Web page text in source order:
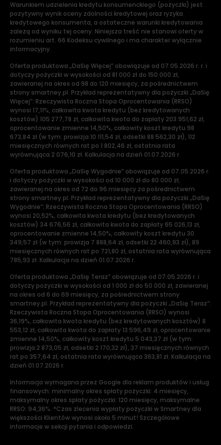
Warunkiem udzielenia kredytu konsumenckiego (pożyczki) jest
pozytywny wynik oceny zdolności kredytowej oraz ryzyka
kredytowego konsumenta, a ostateczne warunki kredytowania
zależą od wyniku tej oceny. Niniejsza treść nie stanowi oferty w
rozumieniu art. 66 Kodeksu cywilnego i ma charakter wyłącznie
informacyjny.
Oferta produktowa „DaSię Więcej” obowiązuje od 07.05.2026 r. r. i
dotyczy pożyczki w wysokości od 81 000 zł do 150 000 zł,
zawieranej na okres od 98 do 120 miesięcy, za pośrednictwem
strony smartney.pl. Przykład reprezentatywny dla pożyczki „DaSię
Więcej”: Rzeczywista Roczna Stopa Oprocentowania (RRSO)
wynosi 17,11%, całkowita kwota kredytu (bez kredytowanych
kosztów) 105 277,78 zł, całkowita kwota do zapłaty 203 951,62 zł,
oprocentowanie zmienne 14,50%, całkowity koszt kredytu 98
673,84 zł (w tym: prowizja 10 111,54 zł, odsetki 88 562,30 zł), 112
miesięcznych równych rat po 1 802,46 zł, ostatnia rata
wyrównująca 2 076,10 zł. Kalkulacja na dzień 01.07.2026 r.
Oferta produktowa „DaSię Wygodnie” obowiązuje od 07.05.2026 r.
i dotyczy pożyczki w wysokości od 10 000 zł do 80 000 zł,
zawieranej na okres od 72 do 96 miesięcy za pośrednictwem
strony smartney.pl. Przykład reprezentatywny dla pożyczki „DaSię
Wygodnie”: Rzeczywista Roczna Stopa Oprocentowania (RRSO)
wynosi 20,52%, całkowita kwota kredytu (bez kredytowanych
kosztów) 34 676,56 zł, całkowita kwota do zapłaty 65 026,13 zł,
oprocentowanie zmienne 14,50%, całkowity koszt kredytu 30
349,57 zł (w tym: prowizja 7 888,64 zł, odsetki 22 460,93 zł), 89
miesięcznych równych rat po 721,80 zł, ostatnia rata wyrównująca
785,93 zł. Kalkulacja na dzień 01.07.2026 r.
Oferta produktowa „DaSię Teraz” obowiązuje od 07.05.2026 r. i
dotyczy pożyczki w wysokości od 1 000 zł do 50 000 zł, zawieranej
na okres od 6 do 69 miesięcy, za pośrednictwem strony
smartney.pl. Przykład reprezentatywny dla pożyczki „DaSię Teraz”:
Rzeczywista Roczna Stopa Oprocentowania (RRSO) wynosi
36,19%, całkowita kwota kredytu (bez kredytowanych kosztów) 8
553,12 zł, całkowita kwota do zapłaty 13 596,49 zł, oprocentowanie
zmienne 14,50%, całkowity koszt kredytu 5 043,37 zł (w tym:
prowizja 2 873,05 zł, odsetki 2 170,32 zł), 37 miesięcznych równych
rat po 357,64 zł, ostatnia rata wyrównująca 363,81 zł. Kalkulacja na
dzień 01.07.2026 r.
Informacja wymagana przez Google dla reklam produktów i usług
finansowych: minimalny okres spłaty pożyczki: 4 miesięcy,
maksymalny okres spłaty pożyczki: 120 miesięcy, maksymalne
RRSO: 94,36%. *Czas zlecenia wypłaty pożyczki w Smartney dla
większości Klientów wynosi około 5 minut! Szczegółowe
informacje w sekcji pytania i odpowiedzi.